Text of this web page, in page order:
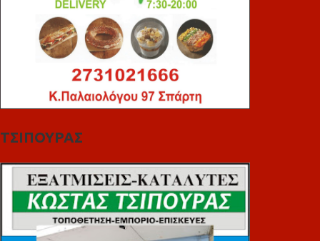
ΤΣΙΠΟΥΡΑΣ